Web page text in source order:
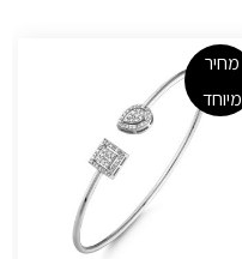
מחיר
מיוחד